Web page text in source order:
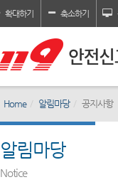
확대하기 축소하기
Home 알림마당 공지사항
알림마당
Notice